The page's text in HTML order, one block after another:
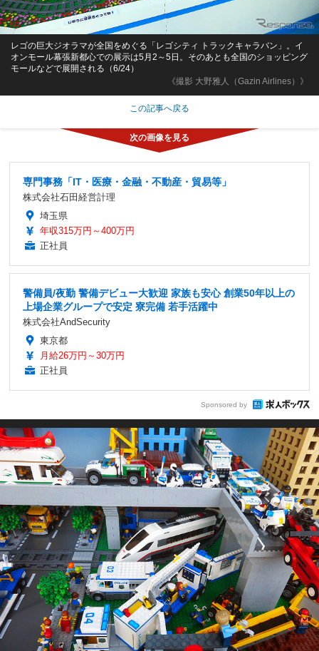
《撮影 大野雅人（Gazin Airlines）》
レゴの巨大ジオラマが全国をめぐる「レゴシティ トラックキャラバン」。イ
オンモール幕張新都心での展示は5月2～5日。そのあとも全国のショッピング
モールなどで展開される（6/24）
この記事へ戻る
専門事務「IT・医療・金融・不動産・貿易等」
株式会社石田経営計理
埼玉県
年収315万円～400万円
正社員
警備員/夜勤 警備デビュー大歓迎 家族も安心 創業50年以上の
上場企業グループで安定 寮完備 若手活躍中
株式会社AndSecurity
東京都
月給26万円～30万円
正社員
Sponsored by